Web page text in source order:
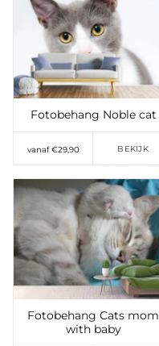
Toevoegen aan
verlanglijst
Fotobehang Noble cat
vanaf €29,90 BEKIJK
Toevoegen aan
verlanglijst
Fotobehang Cats mom
with baby